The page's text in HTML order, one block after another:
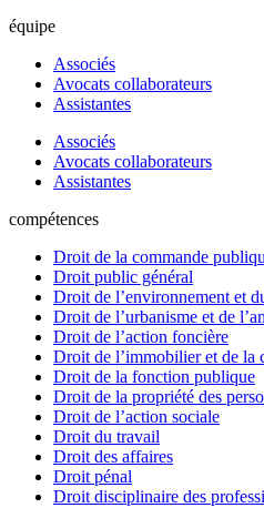
équipe
Associés
Avocats collaborateurs
Assistantes
Associés
Avocats collaborateurs
Assistantes
compétences
Droit de la commande
Droit public général
Droit de l’environnement et
Droit de l’urbanisme et de
Droit de l’action foncière
Droit de l’immobilier et de la
Droit de la fonction publique
Droit de la propriété des
Droit de l’action sociale
Droit du travail
Droit des affaires
Droit pénal
Droit disciplinaire des